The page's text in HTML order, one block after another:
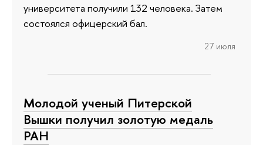
университета получили 132 человека. Затем
состоялся офицерский бал.
27 июля
Молодой ученый Питерской
Вышки получил золотую медаль
РАН